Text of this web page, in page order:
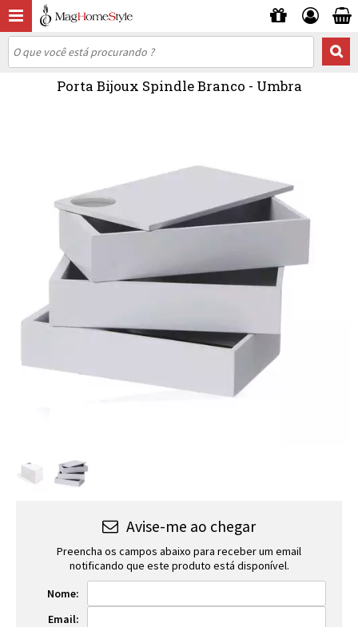
Porta Bijoux Spindle Branco - Umbra
Avise-me ao chegar
Preencha os campos abaixo para receber um email
notificando que este produto está disponível.
Nome:
Email: